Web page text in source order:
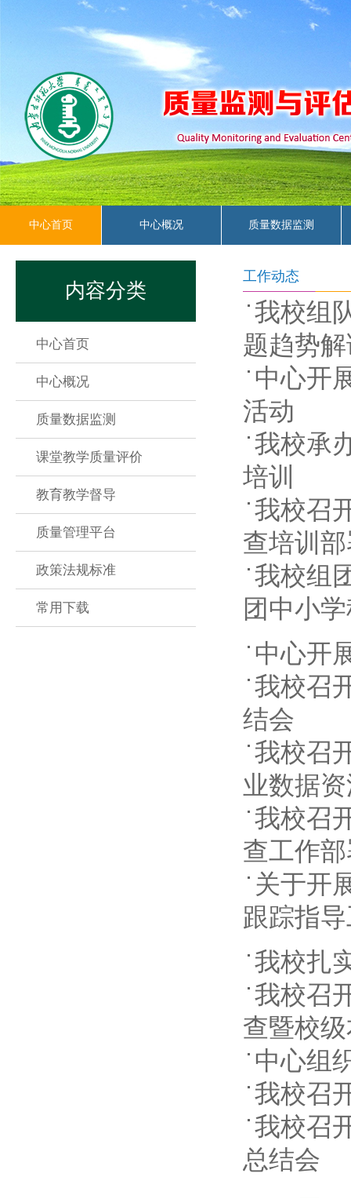
中心首页 中心概况 质量数据监测
常用下载
内容分类
中心首页
中心概况
质量数据监测
课堂教学质量评价
教育教学督导
质量管理平台
政策法规标准
常用下载
工作动态
我校组
题趋势
中心开
活动
我校承
培训
我校召
查培训
我校组
团中小
中心开
我校召
结会
我校召
业数据
我校召
查工作
关于开
跟踪指
我校扎
我校召
查暨校
中心组
我校召
我校召
总结会